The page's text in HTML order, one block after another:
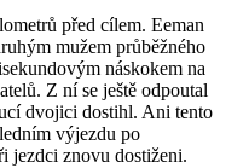
před cílem. Eeman
mužem průběžného
náskokem na
Z ní se ještě odpoutal
dvojici dostihl. Ani tento
výjezdu po
jezdci znovu dostiženi.